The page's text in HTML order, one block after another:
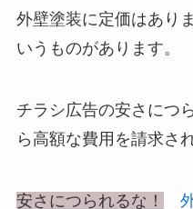
外壁塗装に定価はあり
いうものがあります。
チラシ広告の安さにつ
ら 高額な費用を請求さ
安さにつられるな！